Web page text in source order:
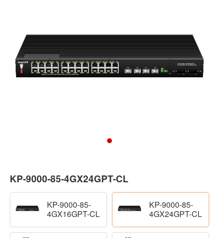
KP-9000-85-4GX24GPT-CL
KP-9000-85-
4GX16GPT-CL
KP-9000-85-
4GX24GPT-CL